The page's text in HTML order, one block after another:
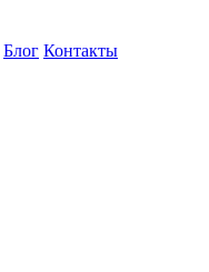
Блог Контакты